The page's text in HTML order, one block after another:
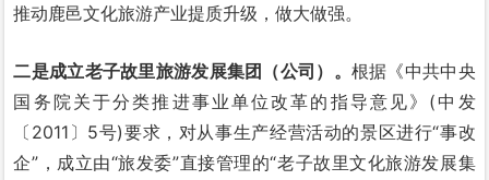
推动鹿邑文化旅游产业提质升级，做大做强。
二是成立老子故里旅游发展集团（公司）。 根据《中共中央
国务院关于分类推进事业单位改革的指导意见》(中发
〔2011〕5号)要求，对从事生产经营活动的景区进行“事改
企”，成立由“旅发委”直接管理的“老子故里文化旅游发展集